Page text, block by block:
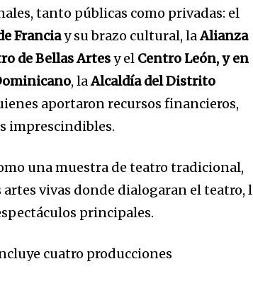
tanto públicas como privadas: el
Franciay su brazo cultural, laAlianza
de Bellas Artesy el Centro León, y en
, laAlcaldía del Distrito
aportaron recursos financieros,
imprescindibles.
una muestra de teatro tradicional,
vivas donde dialogaran el teatro,
principales.
cuatro producciones